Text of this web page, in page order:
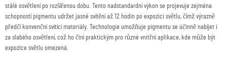
stálé osvětlení po rozšířenou dobu. Tento nadstandardní výkon se projevuje zejména
schopností pigmentu udržet jasné svítění až 12 hodin po expozici světlu, čímž výrazně
předčí konvenční svítící materiály. Technologie umožňuje pigmentu se účinně nabíjet i
za slabého osvětlení, což ho činí praktickým pro různé vnitřní aplikace, kde může být
expozice světlu omezená.